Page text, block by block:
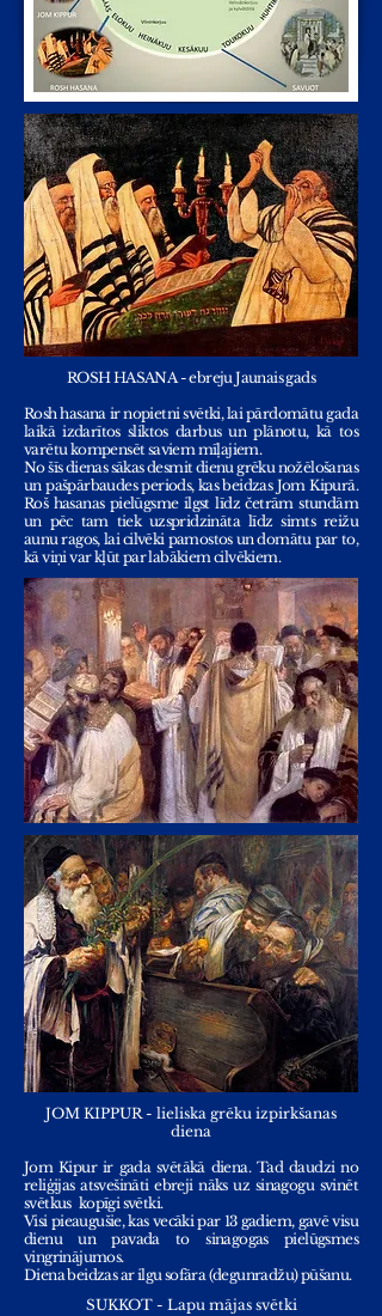
ROSH HASANA - ebreju Jaunais gads
Rosh hasana ir nopietni svētki, lai pārdomātu gada
laikā izdarītos sliktos darbus un plānotu, kā tos
varētu kompensēt saviem mīļajiem.
No šīs dienas sākas desmit dienu grēku nožēlošanas
un pašpārbaudes periods, kas beidzas Jom Kipurā.
Roš hasanas pielūgsme ilgst līdz četrām stundām
un pēc tam tiek uzspridzināta līdz simts reižu
aunu ragos, lai cilvēki pamostos un domātu par to,
kā viņi var kļūt par labākiem cilvēkiem.
JOM KIPPUR - lieliska grēku izpirkšanas
diena
Jom Kipur ir gada svētākā diena. Tad daudzi no
reliģijas atsvešināti ebreji nāks uz sinagogu svinēt
svētkus kopīgi svētki.
Visi pieaugušie, kas vecāki par 13 gadiem, gavē visu
dienu un pavada to sinagogas pielūgsmes
vingrinājumos.
Diena beidzas ar ilgu sofāra (degunradžu) pūšanu.
SUKKOT - Lapu mājas svētki